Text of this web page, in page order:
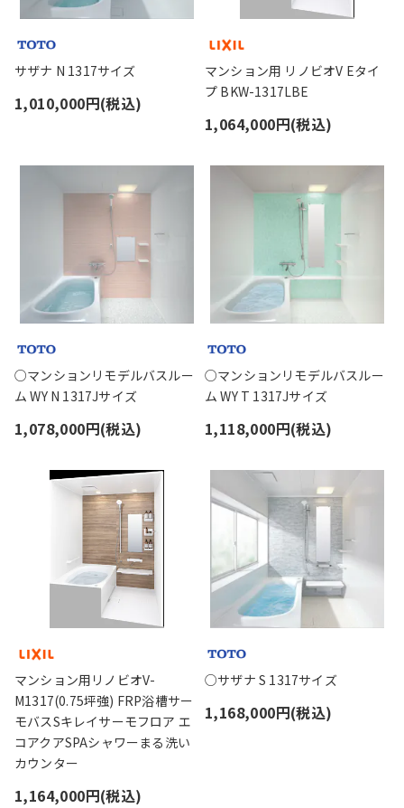
サザナ N 1317サイズ
1,010,000円(税込)
マンション用 リノビオV Eタイ
プ BKW-1317LBE
1,064,000円(税込)
○マンションリモデルバスルー
ム WY N 1317Jサイズ
1,078,000円(税込)
○マンションリモデルバスルー
ム WY T 1317Jサイズ
1,118,000円(税込)
マンション用リノビオV-
M1317(0.75坪強) FRP浴槽サー
モバスSキレイサーモフロア エ
コアクアSPAシャワーまる洗い
カウンター
1,164,000円(税込)
○サザナ S 1317サイズ
1,168,000円(税込)